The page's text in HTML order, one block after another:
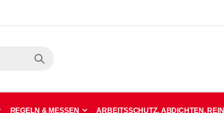
REGELN & MESSEN ARBEITSSCHUTZ, ABDICHTEN,